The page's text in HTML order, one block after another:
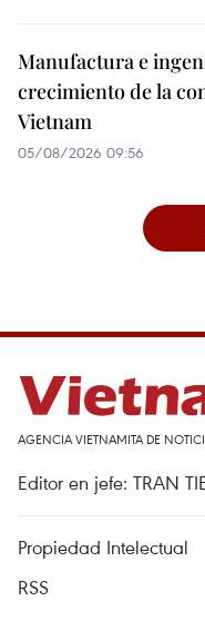
Manufactura e
crecimiento de la
Vietnam
05/08/2026 09:56
AGENCIA VIETNAMITA DE
Editor en jefe: TRAN
Propiedad Intelectual
RSS